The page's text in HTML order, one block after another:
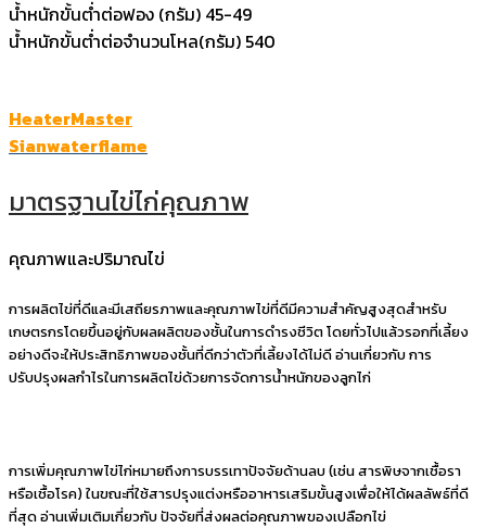
น้ำหนักขั้นต่ำต่อฟอง (กรัม) 45-49
น้ำหนักขั้นต่ำต่อจำนวนโหล(กรัม) 540
HeaterMaster
Sianwaterflame
มาตรฐานไข่ไก่คุณภาพ
คุณภาพและปริมาณไข่
การผลิตไข่ที่ดีและมีเสถียรภาพและคุณภาพไข่ที่ดีมีความสำคัญสูงสุดสำหรับ
เกษตรกรโดยขึ้นอยู่กับผลผลิตของชั้นในการดำรงชีวิต โดยทั่วไปแล้วรอกที่เลี้ยง
อย่างดีจะให้ประสิทธิภาพของชั้นที่ดีกว่าตัวที่เลี้ยงได้ไม่ดี อ่านเกี่ยวกับ การ
ปรับปรุงผลกำไรในการผลิตไข่ด้วยการจัดการน้ำหนักของลูกไก่
การเพิ่มคุณภาพไข่ไก่หมายถึงการบรรเทาปัจจัยด้านลบ (เช่น สารพิษจากเชื้อรา
หรือเชื้อโรค) ในขณะที่ใช้สารปรุงแต่งหรืออาหารเสริมขั้นสูงเพื่อให้ได้ผลลัพธ์ที่ดี
ที่สุด อ่านเพิ่มเติมเกี่ยวกับ ปัจจัยที่ส่งผลต่อคุณภาพของเปลือกไข่